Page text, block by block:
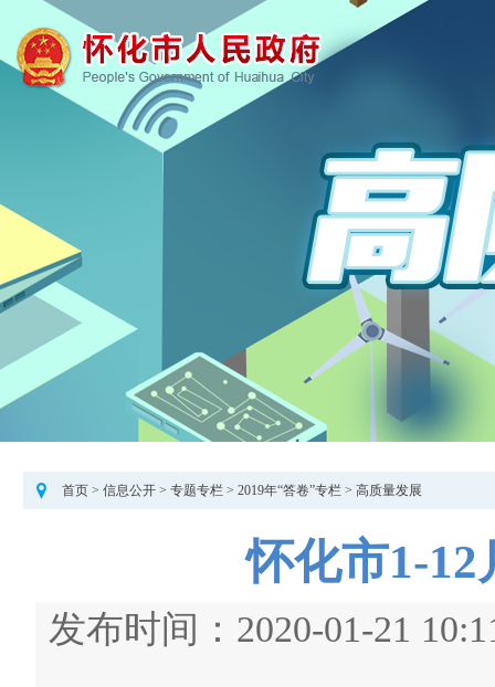
首页> 信息公开> 专题专栏> 2019年“答卷”专栏> 高质量发展
怀化市1-
发布时间：2020-01-21